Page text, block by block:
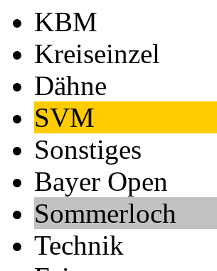
KBM
Kreiseinzel
Dähne
SVM
Sonstiges
Bayer Open
Sommerloch
Technik